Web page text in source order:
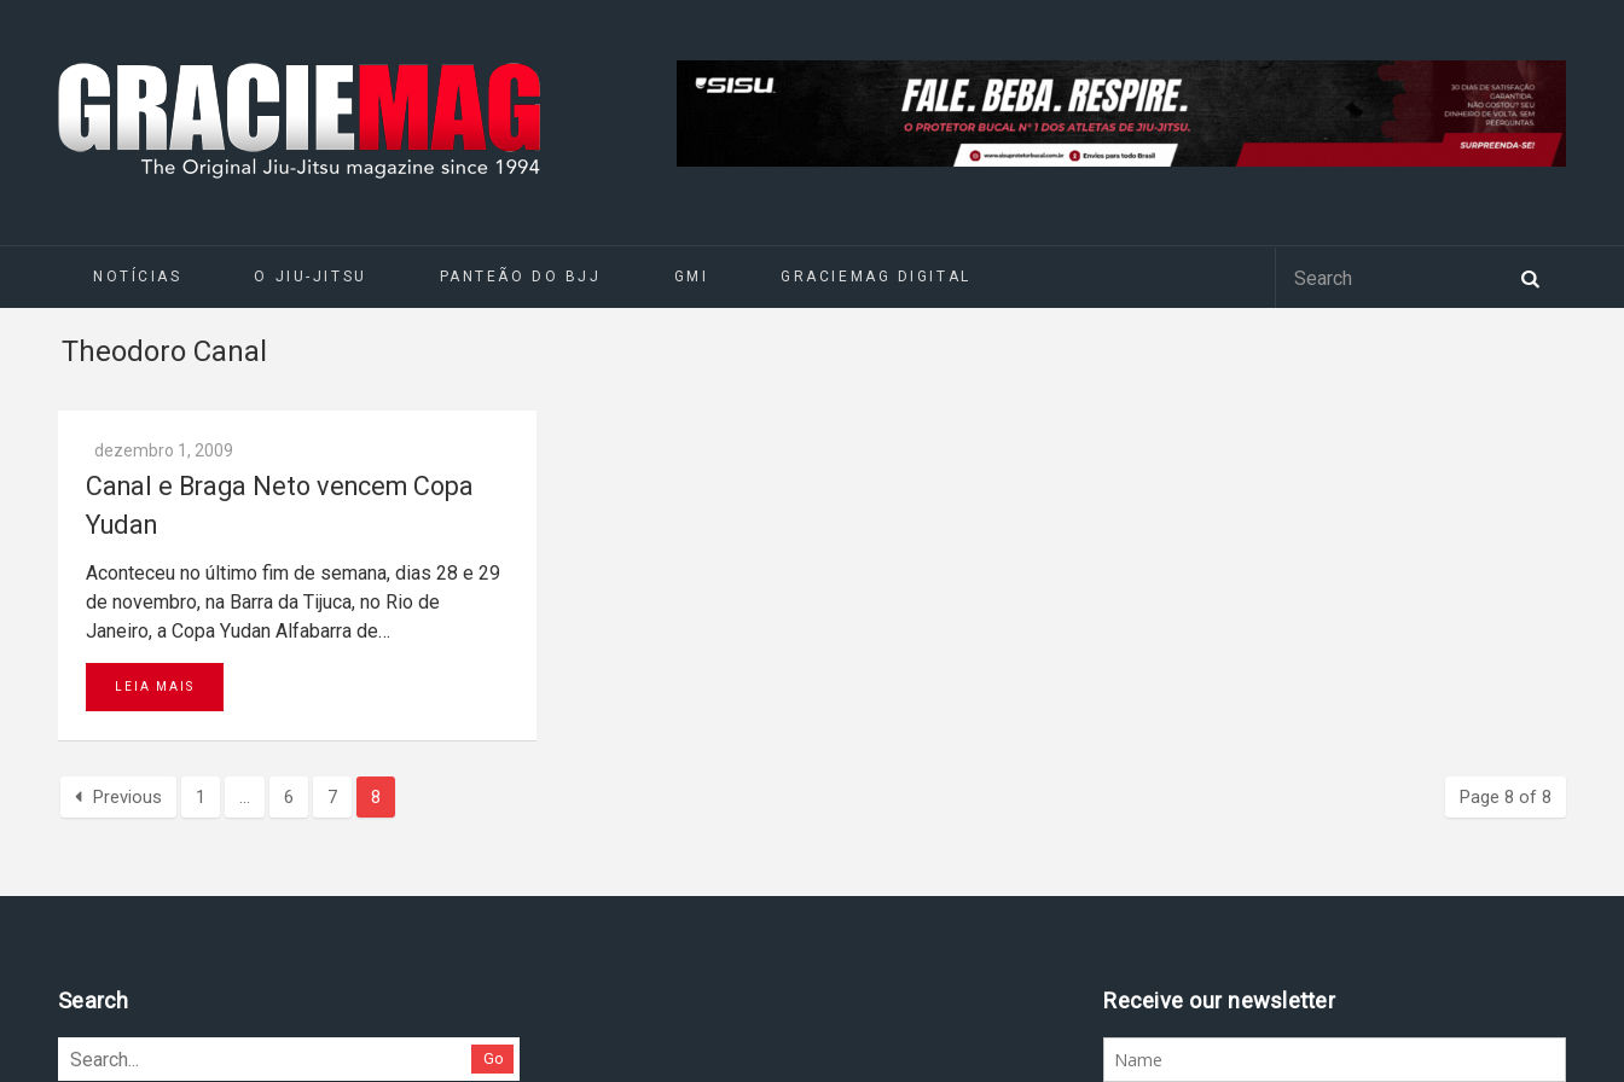
NOTÍCIAS O JIU-JITSU PANTEÃO DO BJJ GMI GRACIEMAG DIGITAL
Theodoro Canal
dezembro 1, 2009
Canal e Braga Neto vencem Copa
Yudan
Aconteceu no último fim de semana, dias 28 e 29
de novembro, na Barra da Tijuca, no Rio de
Janeiro, a Copa Yudan Alfabarra de…
LEIA MAIS
Previous 1 … 6 7 8 Page 8 of 8
Search
Go
Receive our newsletter